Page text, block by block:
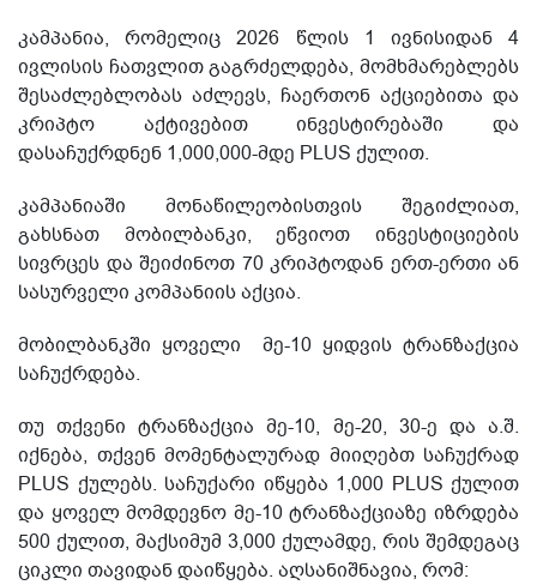
კამპანია, რომელიც 2026 წლის 1 ივნისიდან 4
ივლისის ჩათვლით გაგრძელდება, მომხმარებლებს
შესაძლებლობას აძლევს, ჩაერთონ აქციებითა და
კრიპტო აქტივებით ინვესტირებაში და
დასაჩუქრდნენ 1,000,000-მდე PLUS ქულით.
კამპანიაში მონაწილეობისთვის შეგიძლიათ,
გახსნათ მობილბანკი, ეწვიოთ ინვესტიციების
სივრცეს და შეიძინოთ 70 კრიპტოდან ერთ-ერთი ან
სასურველი კომპანიის აქცია.
მობილბანკში ყოველი მე-10 ყიდვის ტრანზაქცია
საჩუქრდება.
თუ თქვენი ტრანზაქცია მე-10, მე-20, 30-ე და ა.შ.
იქნება, თქვენ მომენტალურად მიიღებთ საჩუქრად
PLUS ქულებს. საჩუქარი იწყება 1,000 PLUS ქულით
და ყოველ მომდევნო მე-10 ტრანზაქციაზე იზრდება
500 ქულით, მაქსიმუმ 3,000 ქულამდე, რის შემდეგაც
ციკლი თავიდან დაიწყება. აღსანიშნავია, რომ: